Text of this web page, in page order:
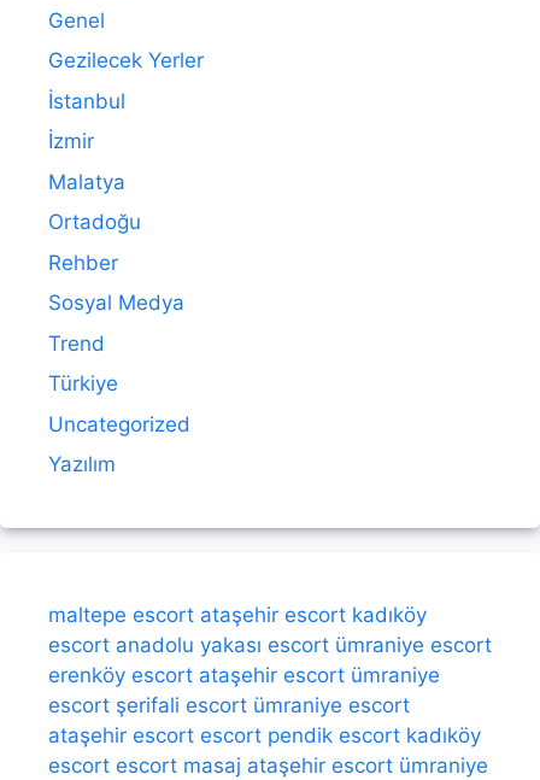
Genel
Gezilecek Yerler
İstanbul
İzmir
Malatya
Ortadoğu
Rehber
Sosyal Medya
Trend
Türkiye
Uncategorized
Yazılım
maltepe escort ataşehir escort kadıköy
escort anadolu yakası escort ümraniye escort
erenköy escort ataşehir escort ümraniye
escort şerifali escort ümraniye escort
ataşehir escort escort pendik escort kadıköy
escort escort masaj ataşehir escort ümraniye